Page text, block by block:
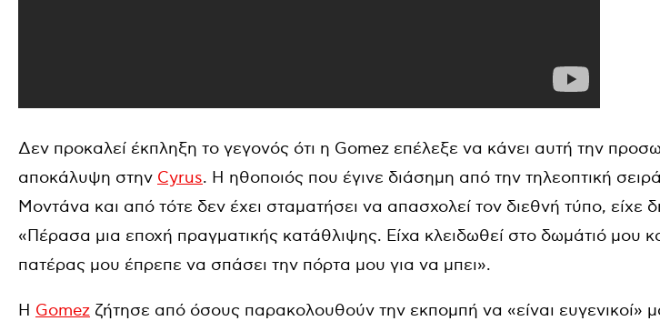
Δεν προκαλεί έκπληξη το γεγονός ότι η Gomez επέλεξε να κάνει αυτή την
αποκάλυψη στην Cyrus. Η ηθοποιός που έγινε διάσημη από την τηλεοπτική
Μοντάνα και από τότε δεν έχει σταματήσει να απασχολεί τον διεθνή τύπο, είχε
«Πέρασα μια εποχή πραγματικής κατάθλιψης. Είχα κλειδωθεί στο δωμάτιό μου
πατέρας μου έπρεπε να σπάσει την πόρτα μου για να μπει».
Η Gomez ζήτησε από όσους παρακολουθούν την εκπομπή να «είναι ευγενικοί»